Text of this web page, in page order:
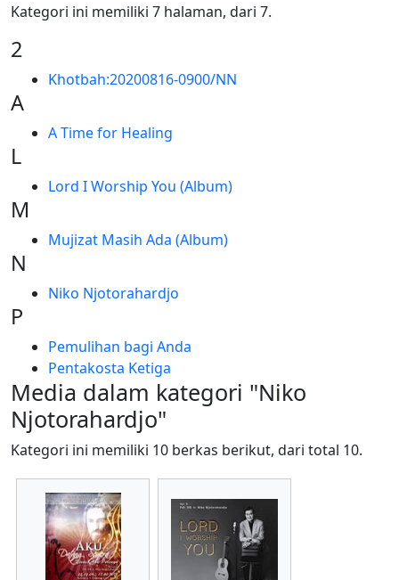
Kategori ini memiliki 7 halaman, dari 7.
2
Khotbah:20200816-0900/NN
A
A Time for Healing
L
Lord I Worship You (Album)
M
Mujizat Masih Ada (Album)
N
Niko Njotorahardjo
P
Pemulihan bagi Anda
Pentakosta Ketiga
Media dalam kategori "Niko
Njotorahardjo"
Kategori ini memiliki 10 berkas berikut, dari total 10.